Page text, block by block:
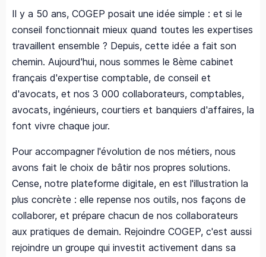
Il y a 50 ans, COGEP posait une idée simple : et si le
conseil fonctionnait mieux quand toutes les expertises
travaillent ensemble ? Depuis, cette idée a fait son
chemin. Aujourd'hui, nous sommes le 8ème cabinet
français d'expertise comptable, de conseil et
d'avocats, et nos 3 000 collaborateurs, comptables,
avocats, ingénieurs, courtiers et banquiers d'affaires, la
font vivre chaque jour.
Pour accompagner l'évolution de nos métiers, nous
avons fait le choix de bâtir nos propres solutions.
Cense, notre plateforme digitale, en est l'illustration la
plus concrète : elle repense nos outils, nos façons de
collaborer, et prépare chacun de nos collaborateurs
aux pratiques de demain. Rejoindre COGEP, c'est aussi
rejoindre un groupe qui investit activement dans sa